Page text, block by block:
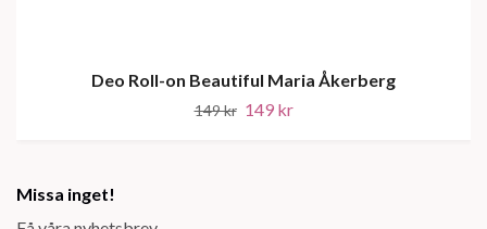
Missa inget!
Deo Roll-on Beautiful Maria Åkerberg
149 kr 149 kr